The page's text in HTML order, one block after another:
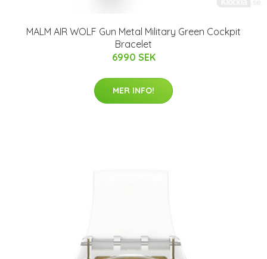
MALM AIR WOLF Gun Metal Military Green Cockpit
Bracelet
6990 SEK
MER INFO!